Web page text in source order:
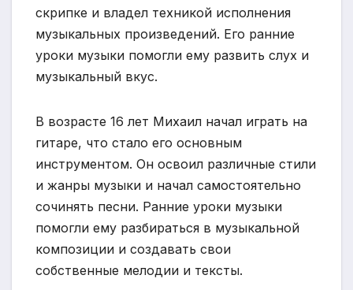
скрипке и владел техникой исполнения
музыкальных произведений. Его ранние
уроки музыки помогли ему развить слух и
музыкальный вкус.
В возрасте 16 лет Михаил начал играть на
гитаре, что стало его основным
инструментом. Он освоил различные стили
и жанры музыки и начал самостоятельно
сочинять песни. Ранние уроки музыки
помогли ему разбираться в музыкальной
композиции и создавать свои
собственные мелодии и тексты.